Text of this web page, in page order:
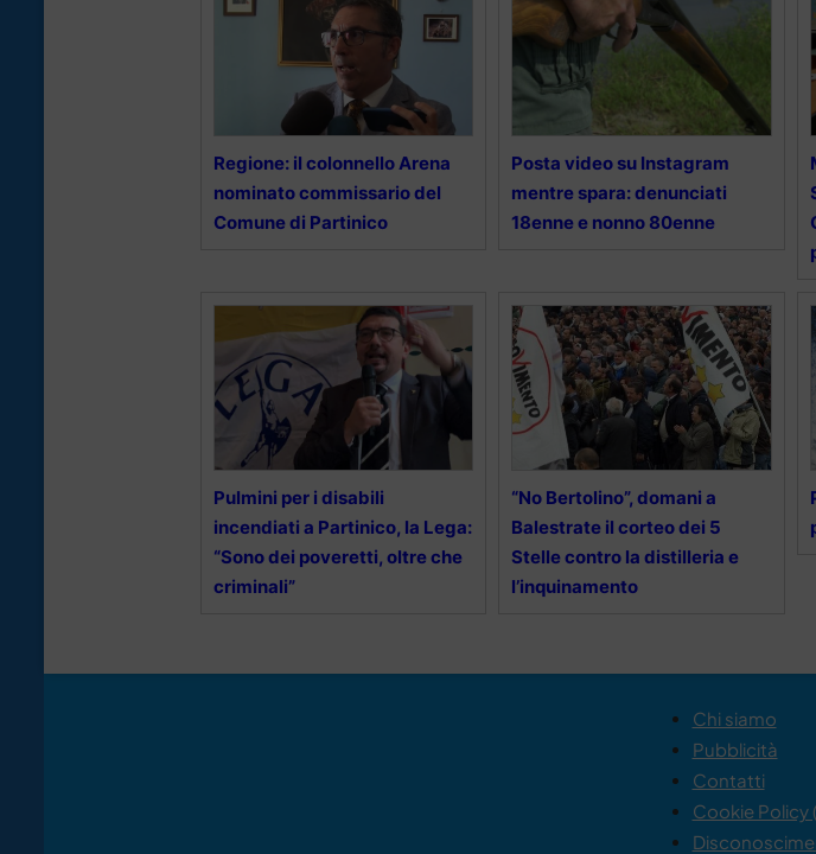
Regione: il colonnello Arena
nominato commissario del
Comune di Partinico
Posta video su Instagram
mentre spara: denunciati
18enne e nonno 80enne
Pulmini per i disabili
incendiati a Partinico, la Lega:
“Sono dei poveretti, oltre che
criminali”
“No Bertolino”, domani a
Balestrate il corteo dei 5
Stelle contro la distilleria e
l’inquinamento
Chi siamo
Pubblicità
Contatti
Cookie Policy